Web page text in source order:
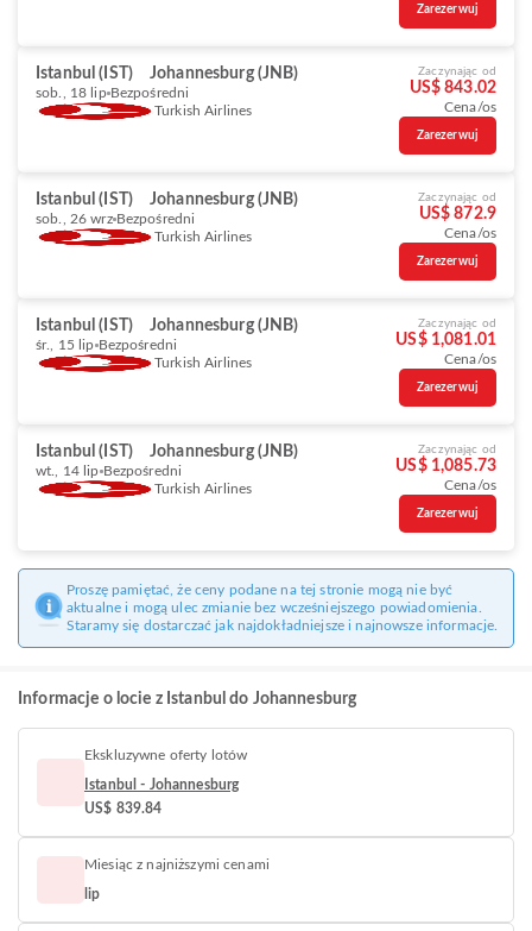
Zarezerwuj
Istanbul (IST) Johannesburg (JNB)
sob., 18 lip Bezpośredni
Turkish Airlines
Zaczynając od
US$ 843.02
Cena/os
Zarezerwuj
Istanbul (IST) Johannesburg (JNB)
sob., 26 wrz Bezpośredni
Turkish Airlines
Zaczynając od
US$ 872.9
Cena/os
Zarezerwuj
Istanbul (IST) Johannesburg (JNB)
śr., 15 lip Bezpośredni
Turkish Airlines
Zaczynając od
US$ 1,081.01
Cena/os
Zarezerwuj
Istanbul (IST) Johannesburg (JNB)
wt., 14 lip Bezpośredni
Turkish Airlines
Zaczynając od
US$ 1,085.73
Cena/os
Zarezerwuj
Proszę pamiętać, że ceny podane na tej stronie mogą nie być
aktualne i mogą ulec zmianie bez wcześniejszego powiadomienia.
Staramy się dostarczać jak najdokładniejsze i najnowsze informacje.
Informacje o locie z Istanbul do Johannesburg
Ekskluzywne oferty lotów
Istanbul - Johannesburg
US$ 839.84
Miesiąc z najniższymi cenami
lip